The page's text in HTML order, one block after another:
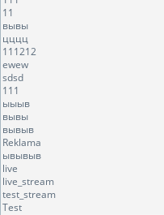
11
вывы
цццц
111212
ewew
sdsd
111
ыыыв
вывы
вывыв
Reklama
ывывыв
live
live_stream
test_stream
Test